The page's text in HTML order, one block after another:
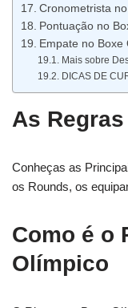
Cronometrista
Pontuação no
Empate no Boxe
Mais sobre
DICAS DE
As
Conheças as
os Rounds, os
Como é o
Olímpico